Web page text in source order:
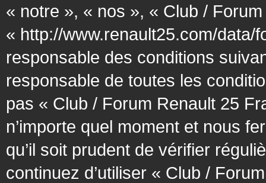
« notre », « nos », « Club /
« http://www.renault25.com/data/
responsable des conditions
responsable de toutes les
pas « Club / Forum Renault 25
n’importe quel moment et nous
qu’il soit prudent de vérifier
continuez d’utiliser « Club /